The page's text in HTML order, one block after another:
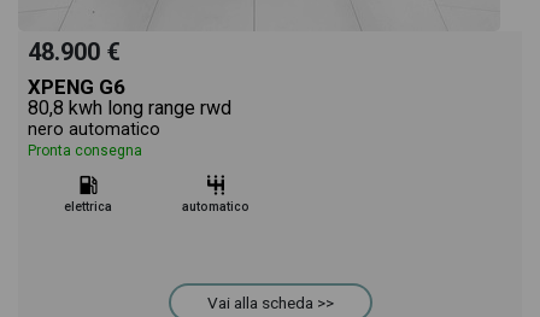
48.900 €
XPENG G6
80,8 kwh long range rwd
nero automatico
Pronta consegna
elettrica automatico
Vai alla scheda >>